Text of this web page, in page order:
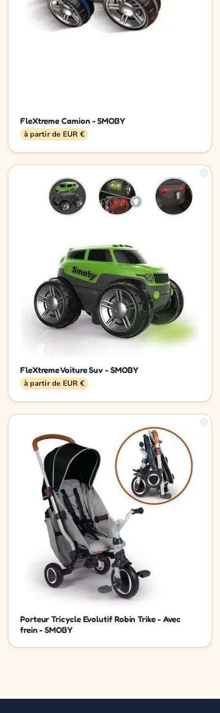
FleXtreme Camion - SMOBY
à partir de EUR €
FleXtreme Voiture Suv - SMOBY
à partir de EUR €
Porteur Tricycle Evolutif Robin Trike - Avec
frein - SMOBY